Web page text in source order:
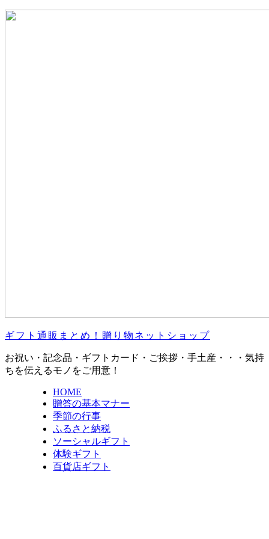
ギフト通販まとめ！贈り物ネットショップ
お祝い・記念品・ギフトカード・ご挨拶・手土産・・・気持
ちを伝えるモノをご用意！
HOME
贈答の基本マナー
季節の行事
ふるさと納税
ソーシャルギフト
体験ギフト
百貨店ギフト